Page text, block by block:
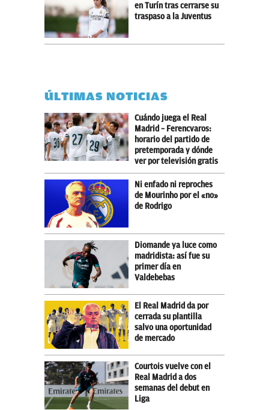
en Turín tras cerrarse su
traspaso a la Juventus
ÚLTIMAS NOTICIAS
Cuándo juega el Real
Madrid – Ferencvaros:
horario del partido de
pretemporada y dónde
ver por televisión gratis
Ni enfado ni reproches
de Mourinho por el «no»
de Rodrigo
Diomande ya luce como
madridista: así fue su
primer día en
Valdebebas
El Real Madrid da por
cerrada su plantilla
salvo una oportunidad
de mercado
Courtois vuelve con el
Real Madrid a dos
semanas del debut en
Liga